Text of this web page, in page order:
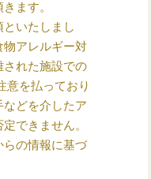
ます。
いたしまし
物アレルギー対
された施設での
意を払っており
などを介したア
できません。
らの情報に基づ